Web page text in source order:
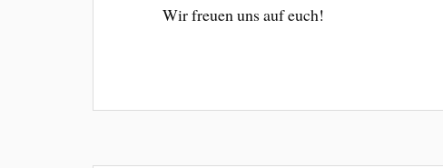
Wir freuen uns auf euch!